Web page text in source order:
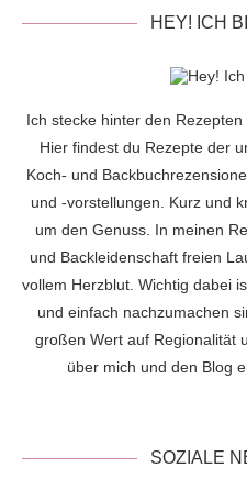
HEY! ICH
Ich stecke hinter den
Hier findest du Rezepte der
Koch- und
und -vorstellungen. Kurz und
um den Genuss. In meinen
und Backleidenschaft freien
vollem Herzblut. Wichtig dabei
und einfach nachzumachen
großen Wert auf Regionalität
über mich und den Blog
SOZIALE